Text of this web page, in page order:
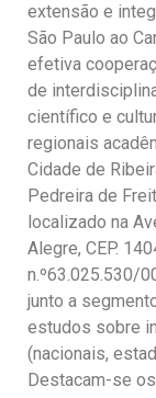
Professor
Institucional
extensão e
São Paulo ao
efetiva
de
científico e
regionais
Cidade de
Pedreira de
localizado na
Alegre, CEP.
n.º63.025.530/
junto a
estudos sobre
(nacionais,
Destacam-se